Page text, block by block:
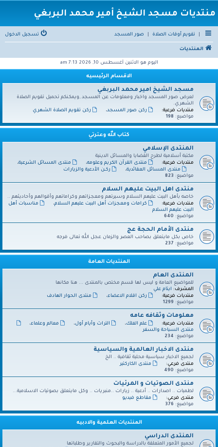
منتديات مسجد الشيخ أمير محمد البربغي
تقويم أوقات الصلاة صور المسجد تسجيل الدخول
المنتديات
اليوم هو الاثنين أغسطس 10, 2026 7:13 am
الاقسام الرئيسيه
مسجد الشيخ امير محمد البربغي
لعرض صور المسجد واخبار ومعلومات عن المسجد ,ويمكنكم تحميل تقويم الصلاة
الشهري.
منتديات فرعية:
ركن صور المسجد،
ركن تقويم الصلاة الشهري
مواضيع: 198
كتاب الله وعترتي
المنتدى الإسلامي
مكتبة أسلامية لطرح القضايا والمسائل الدينية
منتديات فرعية:
منتدى القرآن الكريم وعلومه، منتدى المسائل الشرعية،
منتدى المسائل العقائدية،
ركــن الأدعية والزيارات
مواضيع: 823
منتدى اهل البيت عليهم السلام
خاصه بأهل البيت عليهم السلام وسيرتهم ومعجزاتهم وكراماتهم وأقوالهم وأحاديثهم ..
منتديات فرعية:
كرامات ومعجزات أهل البيت عليهم السلام،
مناسبات أهل
البيت عليهم السلام
مواضيع: 640
منتدى الأمام الحجة عج
خاص بكل مايتعلق بصاحب العصر والزمان عجل الله تعالى فرجه
مواضيع: 237
المنتديات العامة
المنتدى العام
للمواضيع العامة و ليس لها قسم مختص بالمنتدى ... هنا مكانها
المشرف: ايتام علي
منتديات فرعية:
ركن اقلام الاعضاء،
منتدى الحوار الهادف
مواضيع: 1299
معلومات وثقافه عامه
منتديات فرعية: علم الفلك، التراث وأيام أول، معالم وعلماء،
منتدى السياحة والسفر
مواضيع: 234
منتدى الاخبار العالمية والسياسية
لجميع الاخبار سياسية محلية ثقافية .. الخ
منتدى فرعي:
منتدى الكاركتير
مواضيع: 490
منتدى الصوتيات و المرئيات
لطميات .. اصدارات .. أدعية .. زيارات ..منبريات .. وكل مايتعلق بصوتيات الاسلامية...
منتدى فرعي:
مقاطع فيديو
مواضيع: 376
المنتديات العلمية والادبيه
المنتدى الدراسي
لجميع الأمور المتعلقة بالدراسة والبحوث والتقارير وطلباتها